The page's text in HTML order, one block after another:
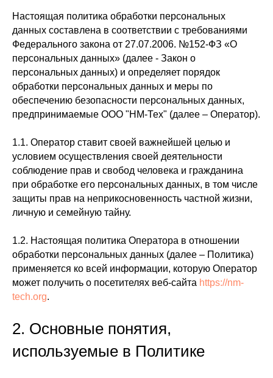
Настоящая политика обработки персональных
данных составлена в соответствии с требованиями
Федерального закона от 27.07.2006. №152-ФЗ «О
персональных данных» (далее - Закон о
персональных данных) и определяет порядок
обработки персональных данных и меры по
обеспечению безопасности персональных данных,
предпринимаемые ООО "НМ-Тех" (далее – Оператор).
1.1. Оператор ставит своей важнейшей целью и
условием осуществления своей деятельности
соблюдение прав и свобод человека и гражданина
при обработке его персональных данных, в том числе
защиты прав на неприкосновенность частной жизни,
личную и семейную тайну.
1.2. Настоящая политика Оператора в отношении
обработки персональных данных (далее – Политика)
применяется ко всей информации, которую Оператор
может получить о посетителях веб-сайта https://nm-
tech.org.
2. Основные понятия,
используемые в Политике